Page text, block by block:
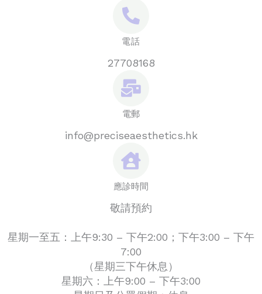
電話
27708168
電郵
info@preciseaesthetics.hk
應診時間
敬請預約
星期一至五：上午9:30 – 下午2:00；下午3:00 – 下午
7:00
（星期三下午休息）
星期六：上午9:00 – 下午3:00